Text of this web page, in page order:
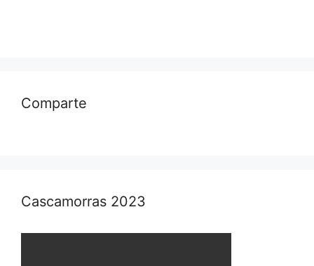
Comparte
Cascamorras 2023